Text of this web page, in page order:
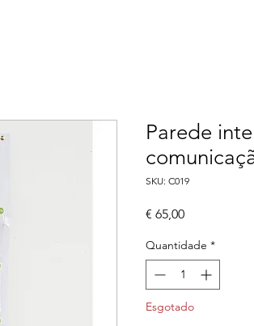
Parede
SKU: C019
€ 65,00Preço
Quantidade *
Esgotado